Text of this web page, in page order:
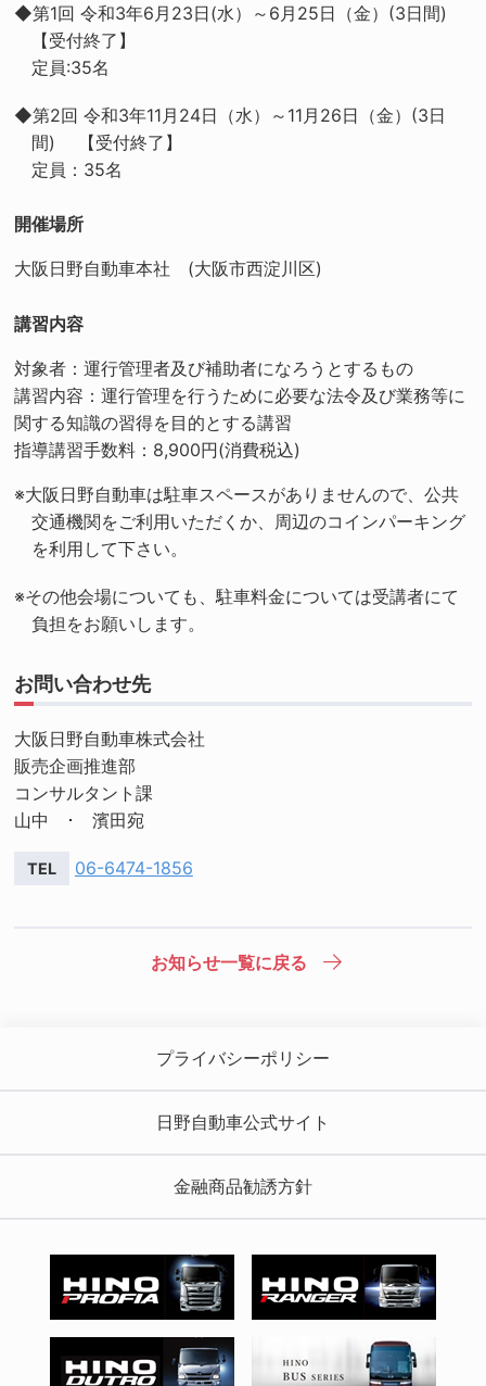
◆第1回 令和3年6月23日(水）～6月25日（金）(3日間)
【受付終了】
定員:35名
◆第2回 令和3年11月24日（水）～11月26日（金）(3日
間) 【受付終了】
定員：35名
開催場所
大阪日野自動車本社 (大阪市西淀川区)
講習内容
対象者：運行管理者及び補助者になろうとするもの
講習内容：運行管理を行うために必要な法令及び業務等に
関する知識の習得を目的とする講習
指導講習手数料：8,900円(消費税込)
※大阪日野自動車は駐車スペースがありませんので、公共
交通機関をご利用いただくか、周辺のコインパーキング
を利用して下さい。
※その他会場についても、駐車料金については受講者にて
負担をお願いします。
お問い合わせ先
大阪日野自動車株式会社
販売企画推進部
コンサルタント課
山中 ･ 濱田宛
06-6474-1856
お知らせ一覧に戻る
プライバシーポリシー
日野自動車公式サイト
金融商品勧誘方針